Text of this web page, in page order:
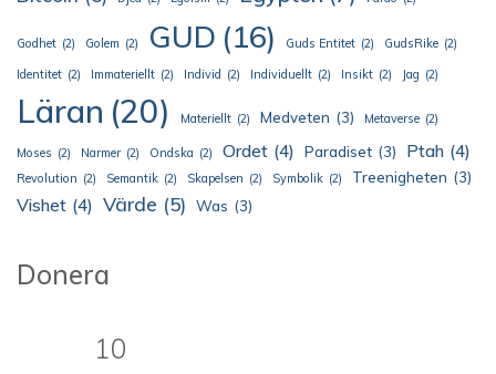
Godhet (2) Golem (2) GUD (16) Guds Entitet (2) GudsRike (2)
Identitet (2) Immateriellt (2) Individ (2) Individuellt (2) Insikt (2) Jag (2)
Läran (20) Materiellt (2) Medveten (3) Metaverse (2)
Moses (2) Narmer (2) Ondska (2) Ordet (4) Paradiset (3) Ptah (4)
Revolution (2) Semantik (2) Skapelsen (2) Symbolik (2) Treenigheten (3)
Vishet (4) Värde (5) Was (3)
Donera